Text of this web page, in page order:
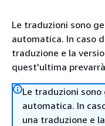
Le traduzioni sono
automatica. In caso
traduzione e la
quest'ultima
Le traduzioni
automatica. In
una traduzione e